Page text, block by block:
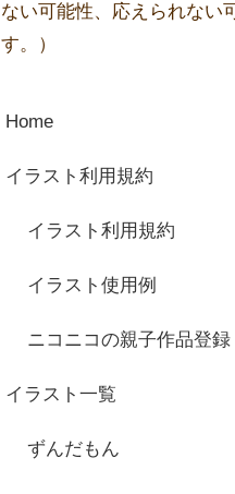
ない可能性、応えられない
す。）
Home
イラスト利用規約
イラスト利用規約
イラスト使用例
ニコニコの親子作品登録
イラスト一覧
ずんだもん